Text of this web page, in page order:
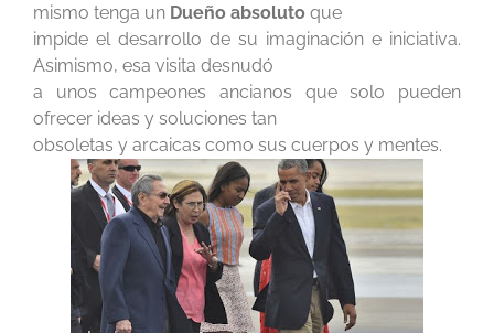
mismo tenga un Dueño absolutoque
impide el desarrollo de su imaginación e iniciativa.
Asimismo, esa visita desnudó
a unos campeones ancianos que solo pueden
ofrecer ideas y soluciones tan
obsoletas y arcaicas como sus cuerpos y mentes.